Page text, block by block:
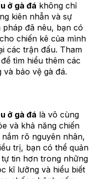
ở gà đá không chỉ
kiên nhẫn và sự
pháp đã nêu, bạn có
chiến kê của mình
các trận đấu. Tham
tìm hiểu thêm các
bảo vệ gà đá.
ở gà đá là vô cùng
và khả năng chiến
rõ nguyên nhân,
trị, bạn có thể quản
tin hơn trong những
kĩ lưỡng và hiểu biết